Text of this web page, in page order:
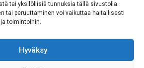
tai yksilöllisiä tunnuksia tällä sivustolla.
tai peruuttaminen voi vaikuttaa haitallisesti
toimintoihin.
Hyväksy
uutiskirjeemme